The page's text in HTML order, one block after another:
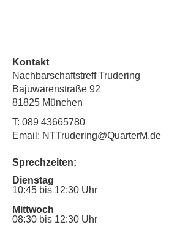
Kontakt
Nachbarschaftstreff Trudering
Bajuwarenstraße 92
81825 München
T: 089 43665780
Email: NTTrudering@QuarterM.de
Sprechzeiten:
Dienstag
10:45 bis 12:30 Uhr
Mittwoch
08:30 bis 12:30 Uhr